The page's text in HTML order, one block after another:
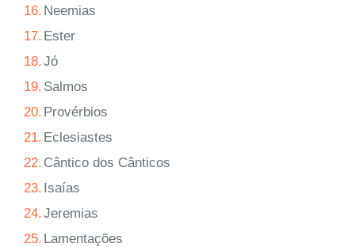
16. Neemias
17. Ester
18.Jó
19. Salmos
20. Provérbios
21. Eclesiastes
22. Cântico dos Cânticos
23. Isaías
24.Jeremias
25. Lamentações